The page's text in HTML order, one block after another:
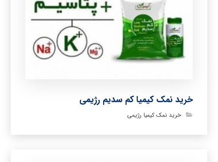
خرید نمک کیمیا کم سدیم رژیمی
خرید نمک کیمیا رژیمی